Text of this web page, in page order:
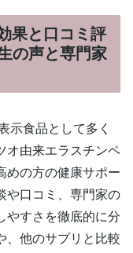
果と口コミ評
の声と専門家
示食品として多く
オ由来エラスチンペ
めの方の健康サポー
や口コミ、専門家の
やすさを徹底的に分
、他のサプリと比較